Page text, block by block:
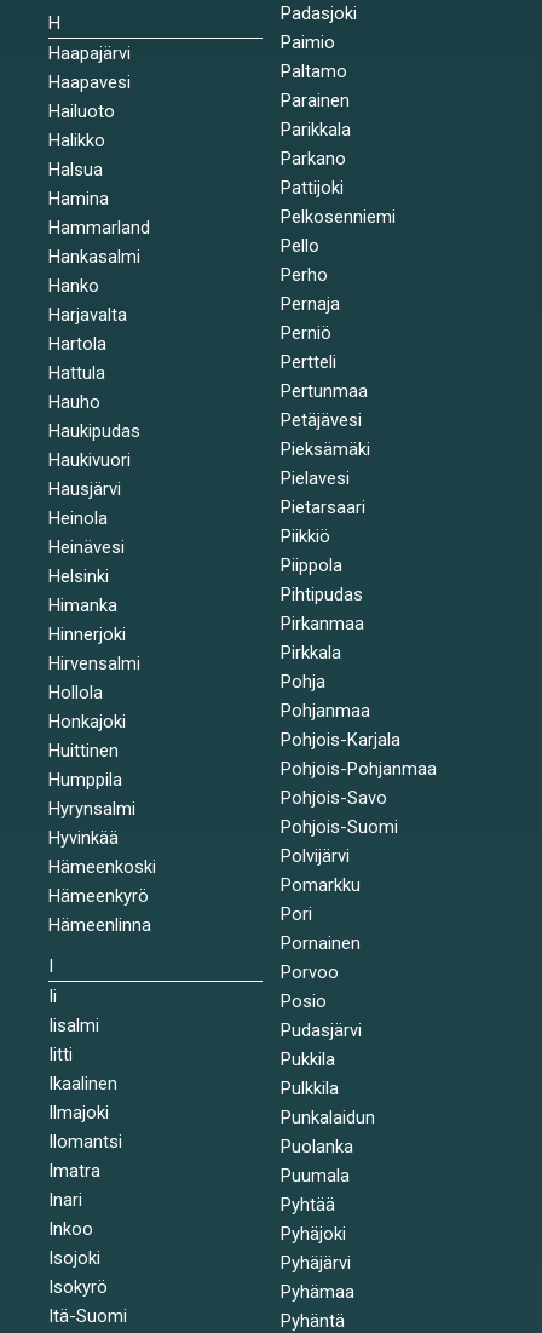
H
Haapajärvi
Haapavesi
Hailuoto
Halikko
Halsua
Hamina
Hammarland
Hankasalmi
Hanko
Harjavalta
Hartola
Hattula
Hauho
Haukipudas
Haukivuori
Hausjärvi
Heinola
Heinävesi
Helsinki
Himanka
Hinnerjoki
Hirvensalmi
Hollola
Honkajoki
Huittinen
Humppila
Hyrynsalmi
Hyvinkää
Hämeenkoski
Hämeenkyrö
Hämeenlinna
I
Ii
Iisalmi
Iitti
Ikaalinen
Ilmajoki
Ilomantsi
Imatra
Inari
Inkoo
Isojoki
Isokyrö
Itä-Suomi
Padasjoki
Paimio
Paltamo
Parainen
Parikkala
Parkano
Pattijoki
Pelkosenniemi
Pello
Perho
Pernaja
Perniö
Pertteli
Pertunmaa
Petäjävesi
Pieksämäki
Pielavesi
Pietarsaari
Piikkiö
Piippola
Pihtipudas
Pirkanmaa
Pirkkala
Pohja
Pohjanmaa
Pohjois-Karjala
Pohjois-Pohjanmaa
Pohjois-Savo
Pohjois-Suomi
Polvijärvi
Pomarkku
Pori
Pornainen
Porvoo
Posio
Pudasjärvi
Pukkila
Pulkkila
Punkalaidun
Puolanka
Puumala
Pyhtää
Pyhäjoki
Pyhäjärvi
Pyhämaa
Pyhäntä